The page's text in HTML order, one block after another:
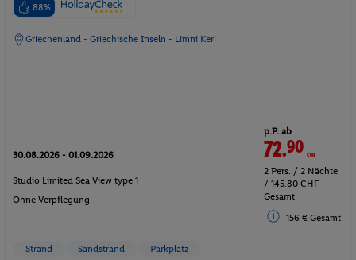
88%
Griechenland - Griechische Inseln - Limni Keri
30.08.2026 - 01.09.2026
Studio Limited Sea View type 1
Ohne Verpflegung
p.P. ab
72.90CHF
2 Pers. / 2 Nächte
/ 145.80 CHF
Gesamt
156 € Gesamt
Strand Sandstrand Parkplatz